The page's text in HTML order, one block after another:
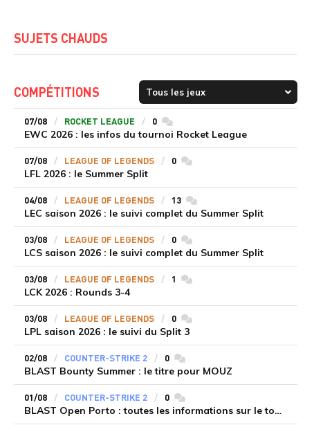
SUJETS CHAUDS
COMPÉTITIONS
07/08 ROCKET LEAGUE 0commentaires
EWC 2026 : les infos du tournoi Rocket League
07/08 LEAGUE OF LEGENDS 0commentaires
LFL 2026 : le Summer Split
04/08 LEAGUE OF LEGENDS 13commentaires
LEC saison 2026 : le suivi complet du Summer Split
03/08 LEAGUE OF LEGENDS 0commentaires
LCS saison 2026 : le suivi complet du Summer Split
03/08 LEAGUE OF LEGENDS 1 commentaires
LCK 2026 : Rounds 3-4
03/08 LEAGUE OF LEGENDS 0commentaires
LPL saison 2026 : le suivi du Split 3
02/08 COUNTER-STRIKE 2 0commentaires
BLAST Bounty Summer : le titre pour MOUZ
01/08 COUNTER-STRIKE 2 0commentaires
BLAST Open Porto : toutes les informations sur le tournoi